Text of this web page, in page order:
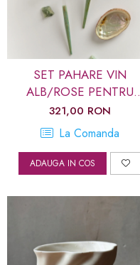
Cadouri corporate
Cadouri pentru cei
Card cadou
SET PAHARE VIN
ALB/ROSE PENTRU
PICNIC, SCOICA
ABALONE
321,00 RON
La Comanda
ADAUGA IN COS